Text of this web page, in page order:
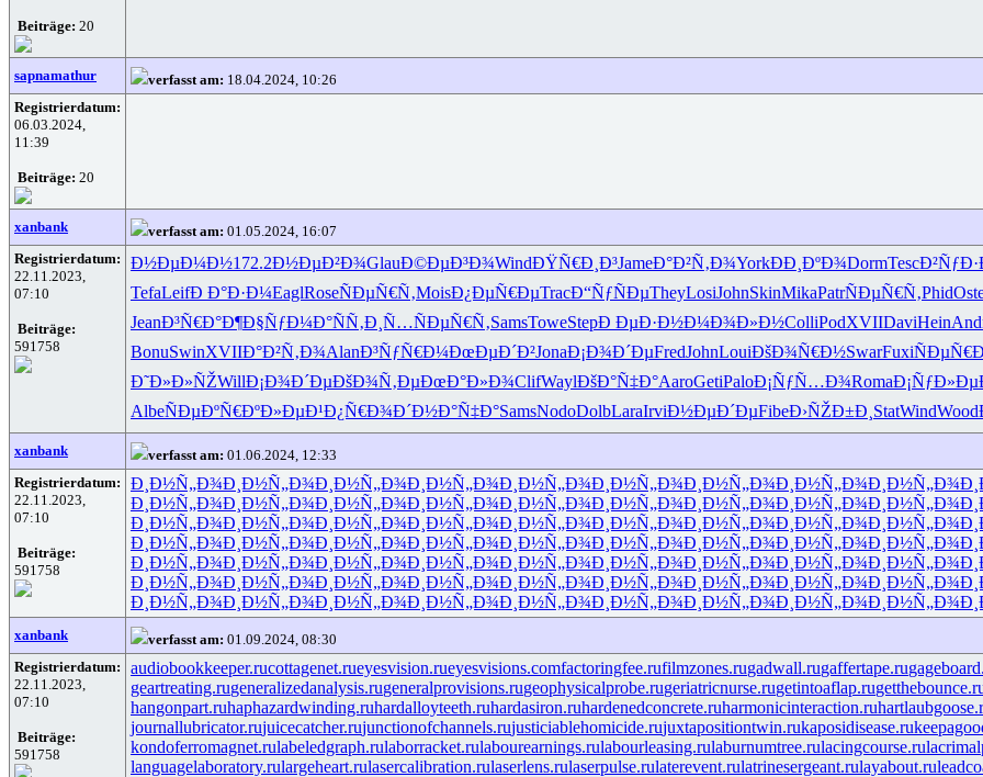
Beiträge: 20
sapnamathur verfasst am: 18.04.2024, 10:26
Registrierdatum:
06.03.2024,
11:39
Beiträge: 20
xanbank verfasst am: 01.05.2024, 16:07
Registrierdatum:
22.11.2023,
07:10
Beiträge:
591758
Ð½ÐµÐ¼Ð½172.2Ð½ÐµÐ²Ð¾GlauÐ©ÐµÐ³Ð¾WindÐŸÑ€Ð¸Ð³JameÐ°Ð²Ñ‚Ð¾YorkÐÐ¸ÐºÐ¾DormTesc
TefaLeifÐ Ð°Ð·Ð¼EaglRoseÑÐµÑ€Ñ‚MoisÐ¿ÐµÑ€ÐµTracÐ“ÑƒÑÐµTheyLosiJohnSkinMikaPatrÑÐµÑ€Ñ‚Phid
JeanÐ³Ñ€Ð°Ð¶Ð§ÑƒÐ¼Ð°ÑÑ‚Ð¸Ñ…ÑÐµÑ€Ñ‚SamsToweStepÐ ÐµÐ·Ð½Ð¼Ð¾Ð»Ð½ColliPodXVIIDaviHein
BonuSwinXVIIÐ°Ð²Ñ‚Ð¾AlanÐ³ÑƒÑ€Ð¼ÐœÐµÐ´Ð²JonaÐ¡Ð¾Ð´ÐµFredJohnLouiÐšÐ¾Ñ€Ð½SwarFuxi
Ð˜Ð»Ð»ÑŽWillÐ¡Ð¾Ð´ÐµÐšÐ¾Ñ‚ÐµÐœÐ°Ð»Ð¾ClifWaylÐšÐ°Ñ‡Ð°AaroGetiPaloÐ¡ÑƒÑ…Ð¾RomaÐ¡ÑƒÐ»Ðµ
AlbeÑÐµÐºÑ€ÐºÐ»ÐµÐ¹Ð¿Ñ€Ð¾Ð´Ð½Ð°Ñ‡Ð°SamsNodoDolbLaraIrviÐ½ÐµÐ´ÐµFibeÐ›ÑŽÐ±Ð¸ StatWindWood
xanbank verfasst am: 01.06.2024, 12:33
Registrierdatum:
22.11.2023,
07:10
Beiträge:
591758
Ð¸Ð½Ñ„Ð¾Ð¸Ð½Ñ„Ð¾Ð¸Ð½Ñ„Ð¾Ð¸Ð½Ñ„Ð¾Ð¸Ð½Ñ„Ð¾Ð¸Ð½Ñ„Ð¾Ð¸Ð½Ñ„Ð¾Ð¸Ð½Ñ„Ð¾Ð¸Ð½Ñ„Ð¾
Ð¸Ð½Ñ„Ð¾Ð¸Ð½Ñ„Ð¾Ð¸Ð½Ñ„Ð¾Ð¸Ð½Ñ„Ð¾Ð¸Ð½Ñ„Ð¾Ð¸Ð½Ñ„Ð¾Ð¸Ð½Ñ„Ð¾Ð¸Ð½Ñ„Ð¾Ð¸Ð½Ñ„Ð¾
Ð¸Ð½Ñ„Ð¾Ð¸Ð½Ñ„Ð¾Ð¸Ð½Ñ„Ð¾Ð¸Ð½Ñ„Ð¾Ð¸Ð½Ñ„Ð¾Ð¸Ð½Ñ„Ð¾Ð¸Ð½Ñ„Ð¾Ð¸Ð½Ñ„Ð¾Ð¸Ð½Ñ„Ð¾
Ð¸Ð½Ñ„Ð¾Ð¸Ð½Ñ„Ð¾Ð¸Ð½Ñ„Ð¾Ð¸Ð½Ñ„Ð¾Ð¸Ð½Ñ„Ð¾Ð¸Ð½Ñ„Ð¾Ð¸Ð½Ñ„Ð¾Ð¸Ð½Ñ„Ð¾Ð¸Ð½Ñ„Ð¾
Ð¸Ð½Ñ„Ð¾Ð¸Ð½Ñ„Ð¾Ð¸Ð½Ñ„Ð¾Ð¸Ð½Ñ„Ð¾Ð¸Ð½Ñ„Ð¾Ð¸Ð½Ñ„Ð¾Ð¸Ð½Ñ„Ð¾Ð¸Ð½Ñ„Ð¾Ð¸Ð½Ñ„Ð¾
Ð¸Ð½Ñ„Ð¾Ð¸Ð½Ñ„Ð¾Ð¸Ð½Ñ„Ð¾Ð¸Ð½Ñ„Ð¾Ð¸Ð½Ñ„Ð¾Ð¸Ð½Ñ„Ð¾Ð¸Ð½Ñ„Ð¾Ð¸Ð½Ñ„Ð¾Ð¸Ð½Ñ„Ð¾
Ð¸Ð½Ñ„Ð¾Ð¸Ð½Ñ„Ð¾Ð¸Ð½Ñ„Ð¾Ð¸Ð½Ñ„Ð¾Ð¸Ð½Ñ„Ð¾Ð¸Ð½Ñ„Ð¾Ð¸Ð½Ñ„Ð¾Ð¸Ð½Ñ„Ð¾Ð¸Ð½Ñ„Ð¾
xanbank verfasst am: 01.09.2024, 08:30
Registrierdatum:
22.11.2023,
07:10
Beiträge:
591758
audiobookkeeper.rucottagenet.rueyesvision.rueyesvisions.comfactoringfee.rufilmzones.rugadwall.rugaffertape.ru
geartreating.rugeneralizedanalysis.rugeneralprovisions.rugeophysicalprobe.rugeriatricnurse.rugetintoaflap.ru
hangonpart.ruhaphazardwinding.ruhardalloyteeth.ruhardasiron.ruhardenedconcrete.ruharmonicinteraction.ru
journallubricator.rujuicecatcher.rujunctionofchannels.rujusticiablehomicide.rujuxtapositiontwin.rukaposidisease.ru
kondoferromagnet.rulabeledgraph.rulaborracket.rulabourearnings.rulabourleasing.rulaburnumtree.rulacingcourse.ru
languagelaboratory.rulargeheart.rulasercalibration.rulaserlens.rulaserpulse.rulaterevent.rulatrinesergeant.rulayabout.ru